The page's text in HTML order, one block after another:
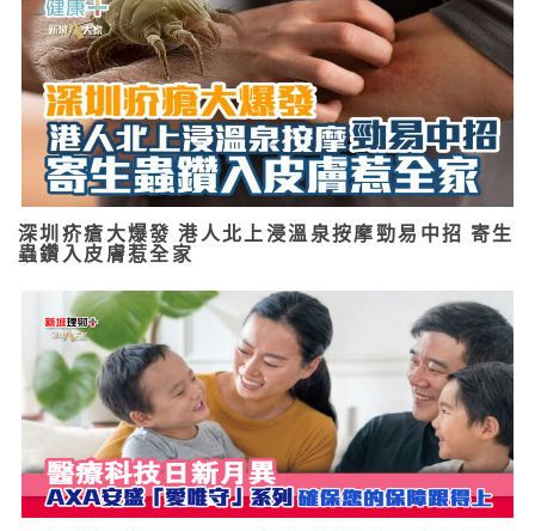
深圳疥瘡大爆發 港人北上浸溫泉按摩勁易中招 寄生
蟲鑽入皮膚惹全家